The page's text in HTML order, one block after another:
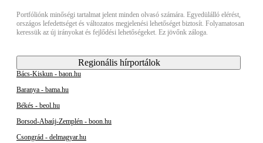
Portfóliónk minőségi tartalmat jelent minden olvasó számára. Egyedülálló elérést,
országos lefedettséget és változatos megjelenési lehetőséget biztosít. Folyamatosan
keressük az új irányokat és fejlődési lehetőségeket. Ez jövőnk záloga.
Regionális hírportálok
Bács-Kiskun - baon.hu
Baranya - bama.hu
Békés - beol.hu
Borsod-Abaúj-Zemplén - boon.hu
Csongrád - delmagyar.hu